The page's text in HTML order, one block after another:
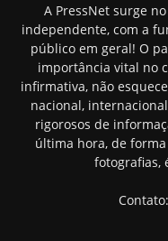
A PressNet surge
independente, com a
público em geral! O
importância vital no
infirmativa, não
nacional,
rigorosos de
última hora, de
fotografias,
Contato: